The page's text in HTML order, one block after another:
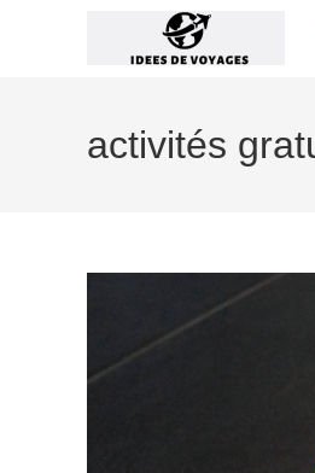
activités